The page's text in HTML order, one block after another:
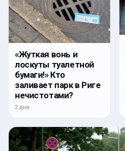
«Жуткая вонь и
лоскуты туалетной
бумаги!» Кто
заливает парк в Риге
нечистотами?
2 дня